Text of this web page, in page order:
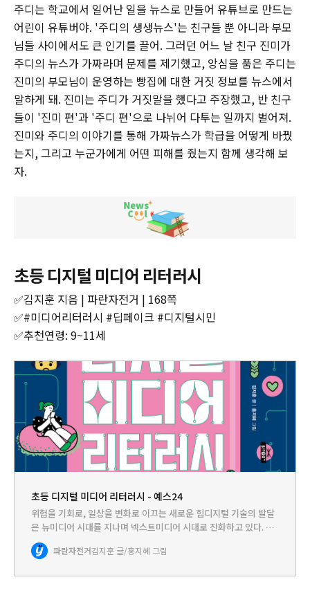
주디는 학교에서 일어난 일을 뉴스로 만들어 유튜브로 만드는
어린이 유튜버야. '주디의 생생뉴스'는 친구들 뿐 아니라 부모
님들 사이에서도 큰 인기를 끌어. 그러던 어느 날 친구 진미가
주디의 뉴스가 가짜라며 문제를 제기했고, 앙심을 품은 주디는
진미의 부모님이 운영하는 빵집에 대한 거짓 정보를 뉴스에서
말하게 돼. 진미는 주디가 거짓말을 했다고 주장했고, 반 친구
들이 '진미 편'과 '주디 편'으로 나뉘어 다투는 일까지 벌어져.
진미와 주디의 이야기를 통해 가짜뉴스가 학급을 어떻게 바꿨
는지, 그리고 누군가에게 어떤 피해를 줬는지 함께 생각해 보
자.
‌초등 디지털 미디어 리터러시
✅김지훈 지음 | 파란자전거 | 168쪽‌
‌✅#미디어리터러시 #딥페이크 #디지털시민
‌✅추천연령: 9~11세
초등 디지털 미디어 리터러시 - 예스24
위험을 기회로, 일상을 변화로 이끄는 새로운 힘디지털 기술의 발달
은 뉴미디어 시대를 지나며 넥스트미디어 시대로 진화하고 있다. 얼
마 전까지 생소했던 인공지능이라는 말도 이제는 익숙하고, NFT나
챗GPT를 사용하는 사람도 기하급수적으로 늘어난다. 코로나19
파란자전거김지훈 글/홍지혜 그림